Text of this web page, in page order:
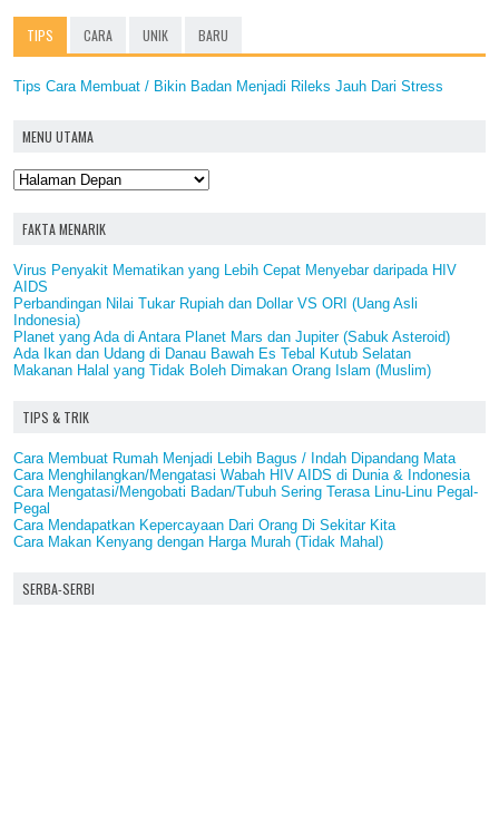
TIPS CARA UNIK BARU
Tips Cara Membuat / Bikin Badan Menjadi Rileks Jauh Dari Stress
MENU UTAMA
FAKTA MENARIK
Virus Penyakit Mematikan yang Lebih Cepat Menyebar daripada HIV
AIDS
Perbandingan Nilai Tukar Rupiah dan Dollar VS ORI (Uang Asli
Indonesia)
Planet yang Ada di Antara Planet Mars dan Jupiter (Sabuk Asteroid)
Ada Ikan dan Udang di Danau Bawah Es Tebal Kutub Selatan
Makanan Halal yang Tidak Boleh Dimakan Orang Islam (Muslim)
TIPS & TRIK
Cara Membuat Rumah Menjadi Lebih Bagus / Indah Dipandang Mata
Cara Menghilangkan/Mengatasi Wabah HIV AIDS di Dunia & Indonesia
Cara Mengatasi/Mengobati Badan/Tubuh Sering Terasa Linu-Linu Pegal-
Pegal
Cara Mendapatkan Kepercayaan Dari Orang Di Sekitar Kita
Cara Makan Kenyang dengan Harga Murah (Tidak Mahal)
SERBA-SERBI